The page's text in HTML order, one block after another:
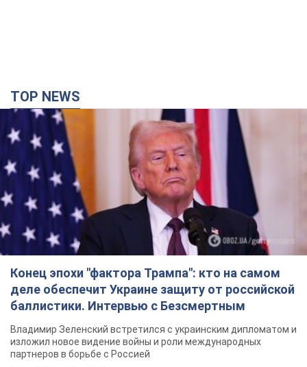
TOP NEWS
Конец эпохи "фактора Трампа": кто на самом
деле обеспечит Украине защиту от российской
баллистики. Интервью с Безсмертным
Владимир Зеленский встретился с украинским дипломатом и
изложил новое видение войны и роли международных
партнеров в борьбе с Россией